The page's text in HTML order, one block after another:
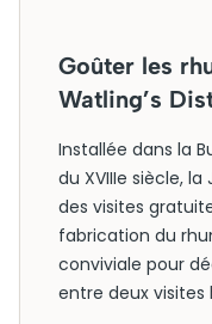
Goûter les
Watling’s
Installée dans la
du XVIIIe siècle,
des visites
fabrication du
conviviale pour
entre deux visites